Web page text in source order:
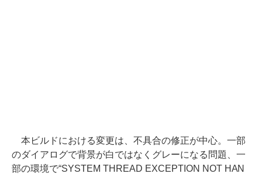
本ビルドにおける変更は、不具合の修正が中心。一部
のダイアログで背景が白ではなくグレーになる問題、一
部の環境で“SYSTEM THREAD EXCEPTION NOT HAN